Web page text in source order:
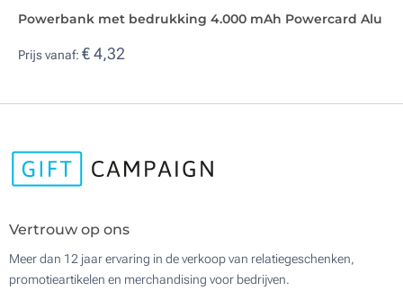
Powerbank met bedrukking 4.000 mAh Powercard Alu
Prijs vanaf: € 4,32
Vertrouw op ons
Meer dan 12 jaar ervaring in de verkoop van relatiegeschenken,
promotieartikelen en merchandising voor bedrijven.